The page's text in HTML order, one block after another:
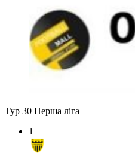
Тур 30 Перша ліга
1